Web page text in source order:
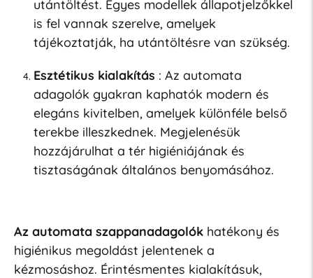
utántöltést. Egyes modellek állapotjelzőkkel
is fel vannak szerelve, amelyek
tájékoztatják, ha utántöltésre van szükség.
Esztétikus kialakítás : Az automata
adagolók gyakran kaphatók modern és
elegáns kivitelben, amelyek különféle belső
terekbe illeszkednek. Megjelenésük
hozzájárulhat a tér higiéniájának és
tisztaságának általános benyomásához.
Az automata szappanadagolókhatékony és
higiénikus megoldást jelentenek a
kézmosáshoz. Érintésmentes kialakításuk,